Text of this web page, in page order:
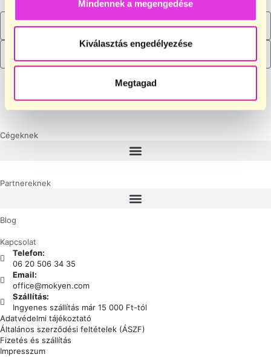
Mindennek a megengedése
Kiválasztás engedélyezése
Megtagad
CSATLAKOZOM
Cégeknek
Partnereknek
Blog
Kapcsolat
Telefon:
06 20 506 34 35
Email:
office@mokyen.com
Szállítás:
Ingyenes szállítás már 15 000 Ft-tól
Adatvédelmi tájékoztató
Általános szerződési feltételek (ÁSZF)
Fizetés és szállítás
Impresszum